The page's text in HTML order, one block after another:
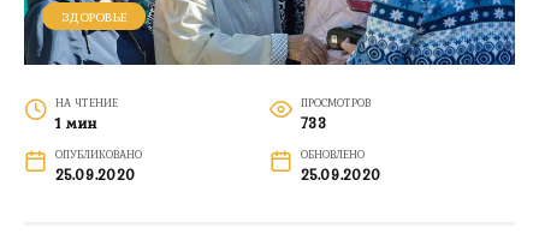
ЗДОРОВЬЕ
НА ЧТЕНИЕ
1 мин
ПРОСМОТРОВ
733
ОПУБЛИКОВАНО
25.09.2020
ОБНОВЛЕНО
25.09.2020